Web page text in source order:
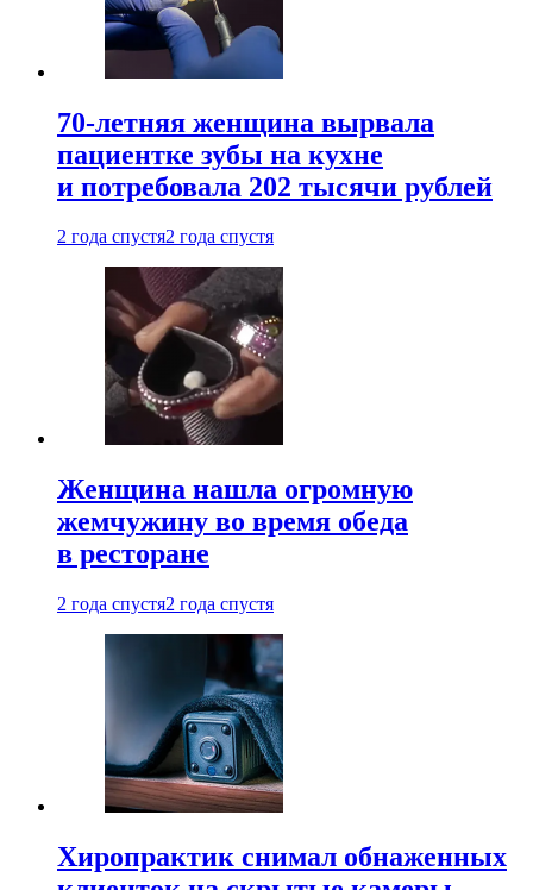
70-летняя женщина вырвала
пациентке зубы на кухне
и потребовала 202 тысячи рублей
2 года спустя2 года спустя
Женщина нашла огромную
жемчужину во время обеда
в ресторане
2 года спустя2 года спустя
Хиропрактик снимал обнаженных